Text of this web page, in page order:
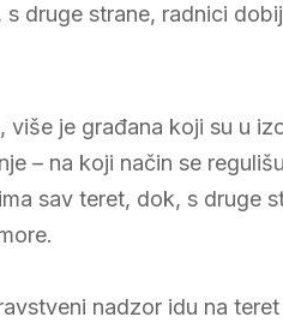
druge strane, radnici
je građana koji su u
– na koji način se
sav teret, dok, s druge
nadzor idu na